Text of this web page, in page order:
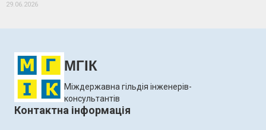
29.06.2026
МГІК
Міждержавна гільдія інженерів-
консультантів
Контактна інформація